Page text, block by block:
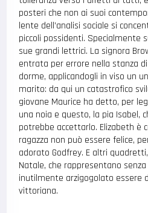
posteri che non ai suoi
lente dell’analisi sociale si
piccoli possidenti. Specialmente
sue grandi lettrici. La signora
entrata per errore nella stanza
dorme, applicandogli in viso un
marito: da qui un catastrofico
giovane Maurice ha detto, per
una noia e questo, la pia Isabel,
potrebbe accettarlo. Elizabeth è
ragazza non può essere felice,
adorato Godfrey. E altri
Natale, che rappresentano
inutilmente arzigogolato essere
vittoriana.